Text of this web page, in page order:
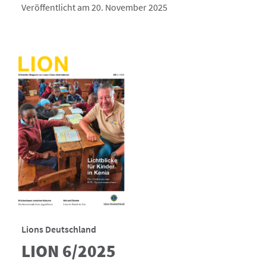
Veröffentlicht am 20. November 2025
Lions Deutschland
LION 6/2025